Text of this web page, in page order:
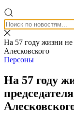
На 57 году жизни
Алесковского
Персоны
На 57 году